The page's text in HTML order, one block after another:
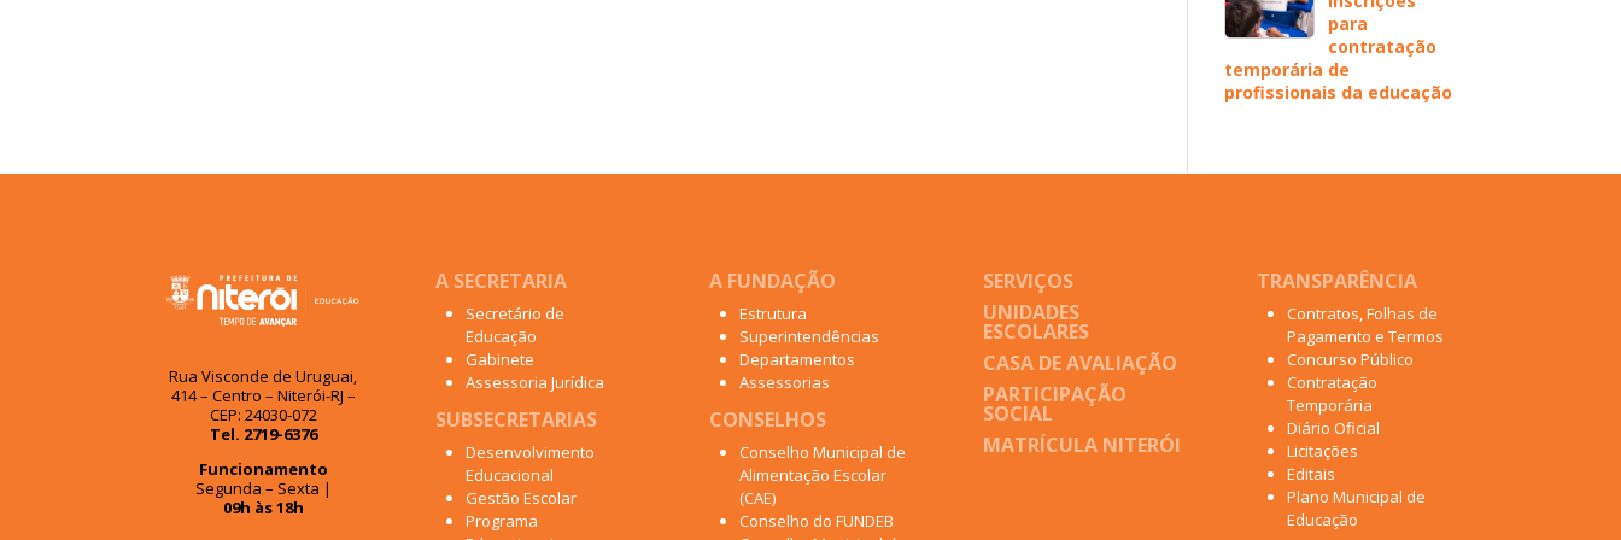
para
contratação
temporária de
profissionais da educação
Rua Visconde de Uruguai,
414 – Centro – Niterói-RJ –
CEP: 24030-072
Tel. 2719-6376
Funcionamento
Segunda – Sexta |
09h às 18h
A SECRETARIA
Secretário de
Educação
Gabinete
Assessoria Jurídica
SUBSECRETARIAS
Desenvolvimento
Educacional
Gestão Escolar
Programa
A FUNDAÇÃO
Estrutura
Superintendências
Departamentos
Assessorias
CONSELHOS
Conselho Municipal de
Alimentação Escolar
(CAE)
Conselho do FUNDEB
SERVIÇOS
UNIDADES
ESCOLARES
CASA DE AVALIAÇÃO
PARTICIPAÇÃO
SOCIAL
MATRÍCULA NITERÓI
TRANSPARÊNCIA
Contratos, Folhas de
Pagamento e Termos
Concurso Público
Contratação
Temporária
Diário Oficial
Licitações
Editais
Plano Municipal de
Educação